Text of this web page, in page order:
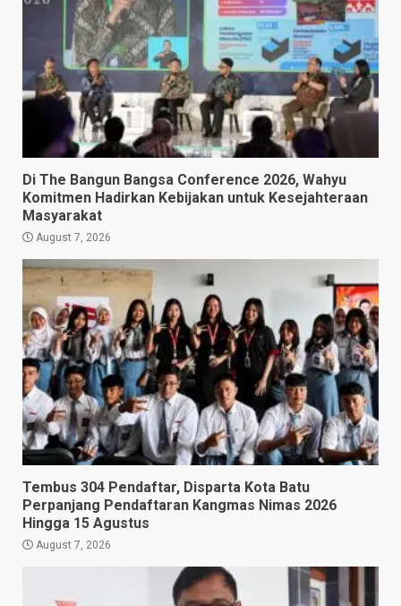
Di The Bangun Bangsa Conference 2026, Wahyu
Komitmen Hadirkan Kebijakan untuk Kesejahteraan
Masyarakat
August 7, 2026
Tembus 304 Pendaftar, Disparta Kota Batu
Perpanjang Pendaftaran Kangmas Nimas 2026
Hingga 15 Agustus
August 7, 2026